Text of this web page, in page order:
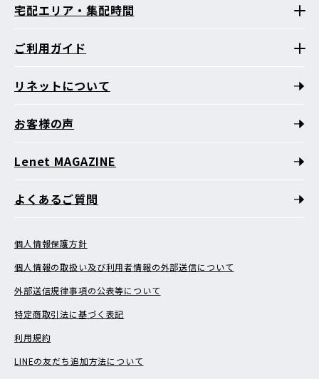
宅配エリア・集配時間
ご利用ガイド
リネットについて
お客様の声
Lenet MAGAZINE
よくあるご質問
個人情報保護方針
個人情報の取扱い及び利用者情報の外部送信について
外部送信規律事項の公表等について
特定商取引法に基づく表記
利用規約
LINEの友だち追加方法について